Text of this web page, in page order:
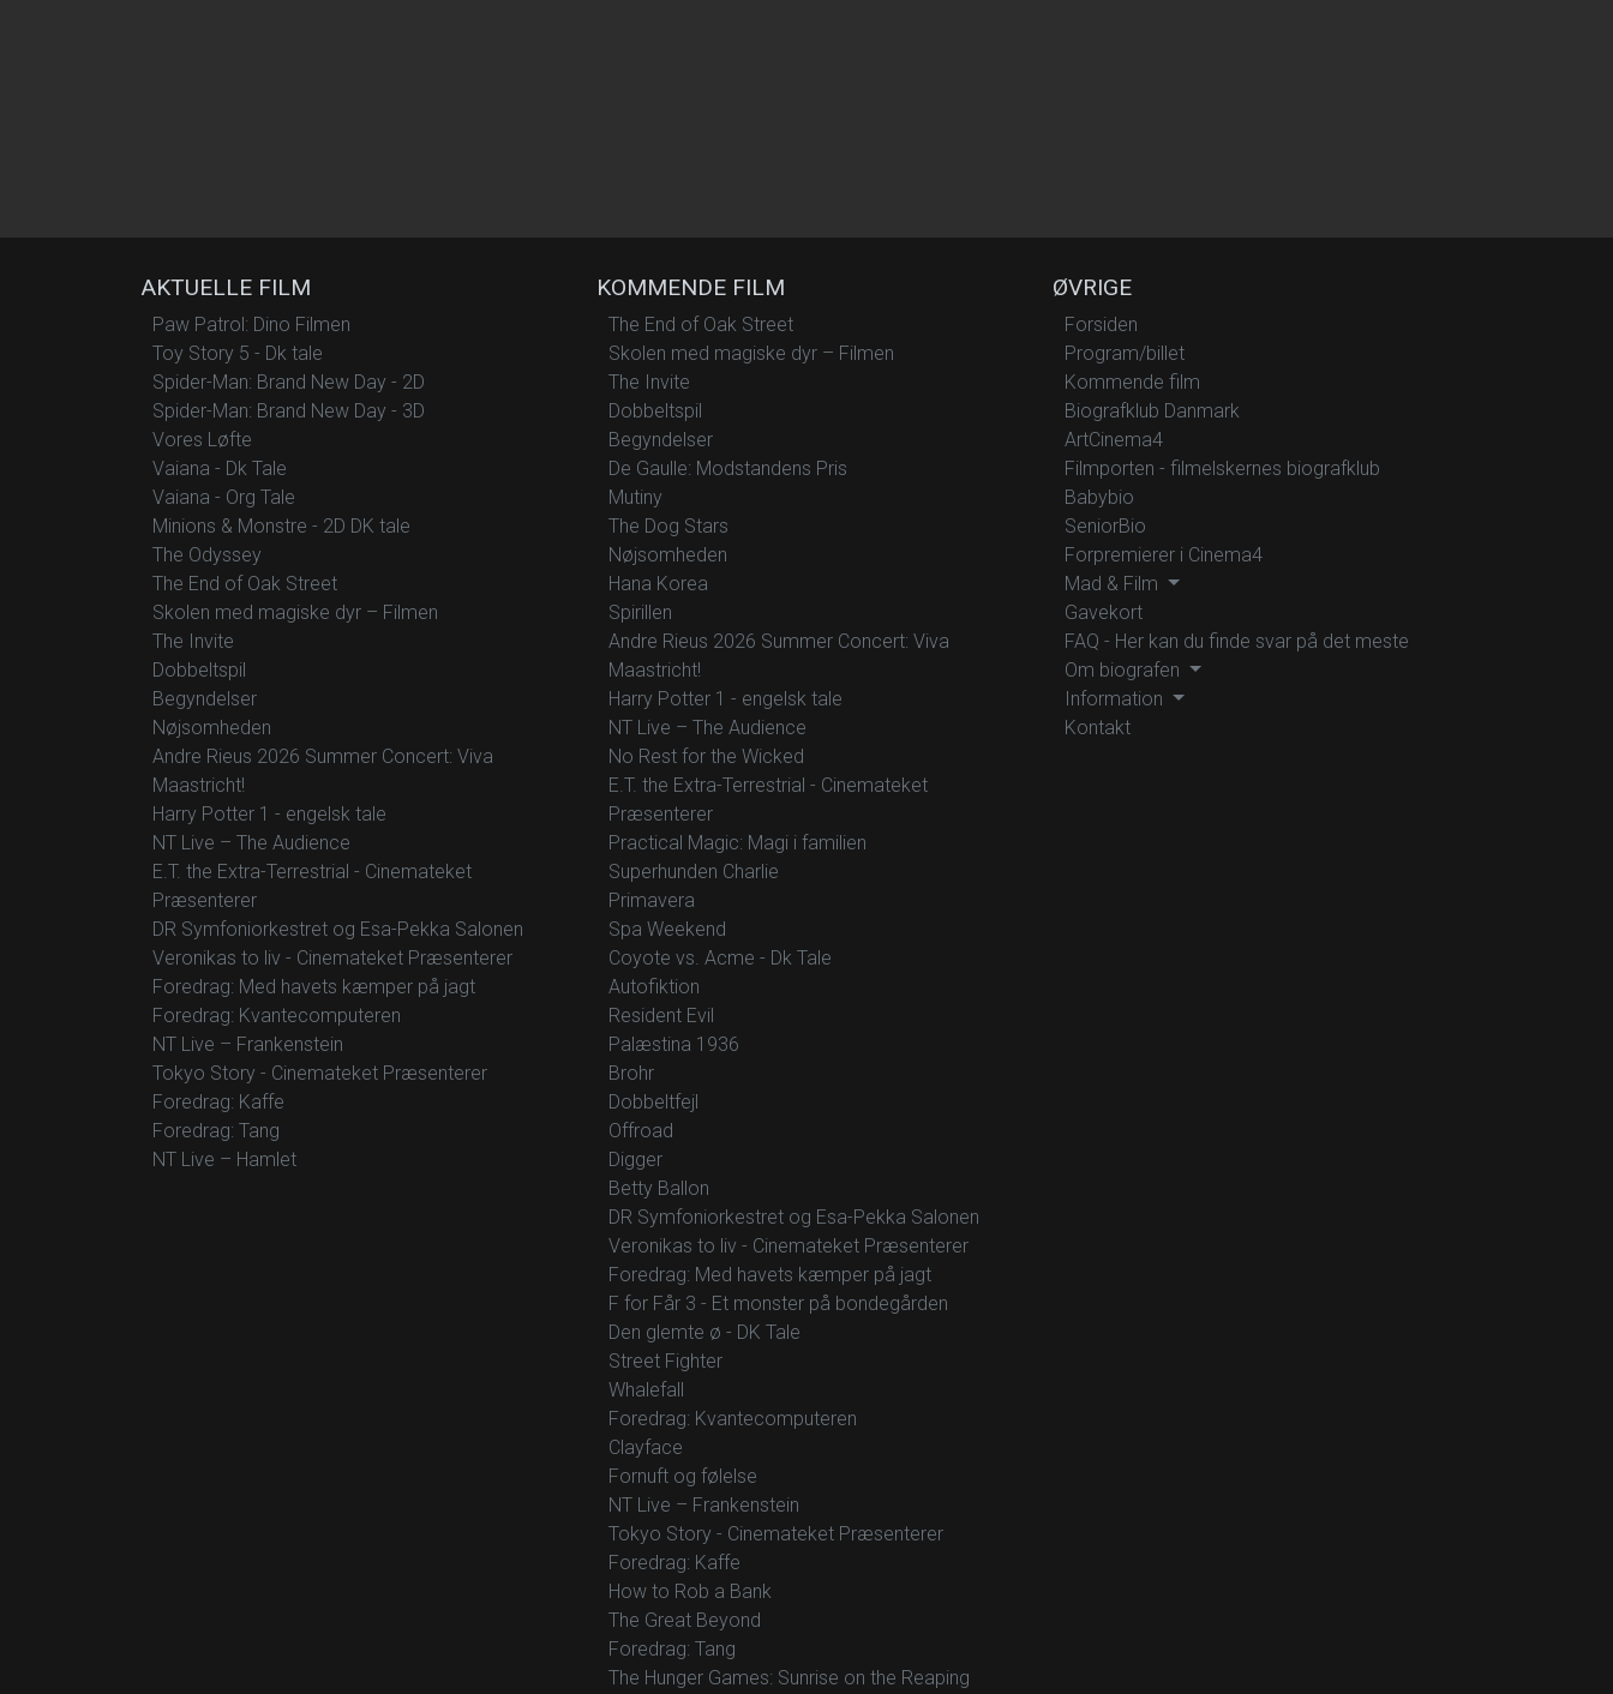
AKTUELLE FILM
Paw Patrol: Dino Filmen
Toy Story 5 - Dk tale
Spider-Man: Brand New Day - 2D
Spider-Man: Brand New Day - 3D
Vores Løfte
Vaiana - Dk Tale
Vaiana - Org Tale
Minions & Monstre - 2D DK tale
The Odyssey
The End of Oak Street
Skolen med magiske dyr – Filmen
The Invite
Dobbeltspil
Begyndelser
Nøjsomheden
Andre Rieus 2026 Summer Concert: Viva
Maastricht!
Harry Potter 1 - engelsk tale
NT Live – The Audience
E.T. the Extra-Terrestrial - Cinemateket
Præsenterer
DR Symfoniorkestret og Esa-Pekka Salonen
Veronikas to liv - Cinemateket Præsenterer
Foredrag: Med havets kæmper på jagt
Foredrag: Kvantecomputeren
NT Live – Frankenstein
Tokyo Story - Cinemateket Præsenterer
Foredrag: Kaffe
Foredrag: Tang
NT Live – Hamlet
KOMMENDE FILM
The End of Oak Street
Skolen med magiske dyr – Filmen
The Invite
Dobbeltspil
Begyndelser
De Gaulle: Modstandens Pris
Mutiny
The Dog Stars
Nøjsomheden
Hana Korea
Spirillen
Andre Rieus 2026 Summer Concert: Viva
Maastricht!
Harry Potter 1 - engelsk tale
NT Live – The Audience
No Rest for the Wicked
E.T. the Extra-Terrestrial - Cinemateket
Præsenterer
Practical Magic: Magi i familien
Superhunden Charlie
Primavera
Spa Weekend
Coyote vs. Acme - Dk Tale
Autofiktion
Resident Evil
Palæstina 1936
Brohr
Dobbeltfejl
Offroad
Digger
Betty Ballon
DR Symfoniorkestret og Esa-Pekka Salonen
Veronikas to liv - Cinemateket Præsenterer
Foredrag: Med havets kæmper på jagt
F for Får 3 - Et monster på bondegården
Den glemte ø - DK Tale
Street Fighter
Whalefall
Foredrag: Kvantecomputeren
Clayface
Fornuft og følelse
NT Live – Frankenstein
Tokyo Story - Cinemateket Præsenterer
Foredrag: Kaffe
How to Rob a Bank
The Great Beyond
Foredrag: Tang
The Hunger Games: Sunrise on the Reaping
ØVRIGE
Forsiden
Program/billet
Kommende film
Biografklub Danmark
ArtCinema4
Filmporten - filmelskernes biografklub
Babybio
SeniorBio
Forpremierer i Cinema4
Mad & Film
Gavekort
FAQ - Her kan du finde svar på det meste
Om biografen
Information
Kontakt